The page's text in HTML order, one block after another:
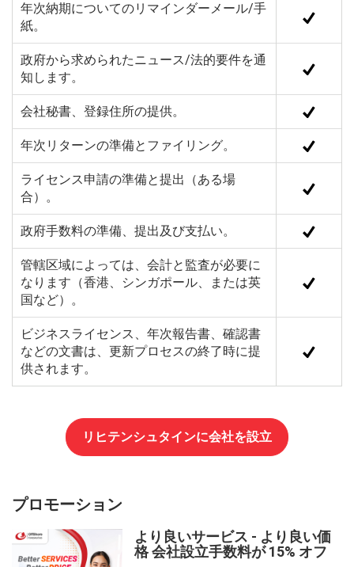
年次納期についてのリマインダーメール/手
紙。
政府から求められたニュース/法的要件を通
知します。
会社秘書、登録住所の提供。
年次リターンの準備とファイリング。
ライセンス申請の準備と提出（ある場
合）。
政府手数料の準備、提出及び支払い。
管轄区域によっては、会計と監査が必要に
なります（香港、シンガポール、または英
国など）。
ビジネスライセンス、年次報告書、確認書
などの文書は、更新プロセスの終了時に提
供されます。
リヒテンシュタインに会社を設立
プロモーション
より良いサービス - より良い価
格 会社設立手数料が 15% オフ